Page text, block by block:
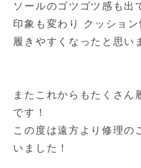
ソールのゴツゴツ感も出
印象も変わり クッション
履きやすくなったと思い
またこれからもたくさん
です！
この度は遠方より修理の
いました！